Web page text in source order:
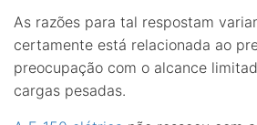
As razões para tal respostam
certamente está relacionada ao
preocupação com o alcance
cargas pesadas.